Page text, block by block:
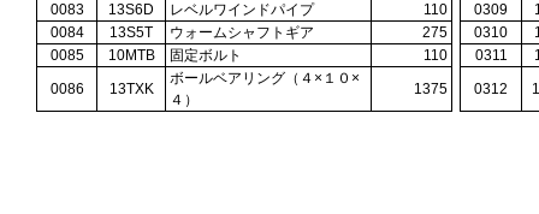
0083
13S6D レベルワインドパイプ 110 0309
0084
13S5T ウォームシャフトギア 275 0310
0085
10MTB 固定ボルト 110 0311
0086
13TXK
ボールベアリング（４×１０×
４）
1375 0312